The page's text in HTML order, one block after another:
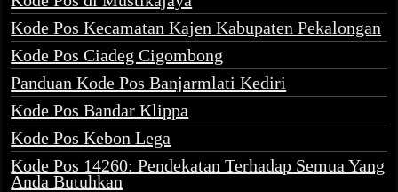
Kode Pos Kecamatan Kajen Kabupaten Pekalongan
Kode Pos Ciadeg Cigombong
Panduan Kode Pos Banjarmlati Kediri
Kode Pos Bandar Klippa
Kode Pos Kebon Lega
Kode Pos 14260: Pendekatan Terhadap Semua Yang
Anda Butuhkan